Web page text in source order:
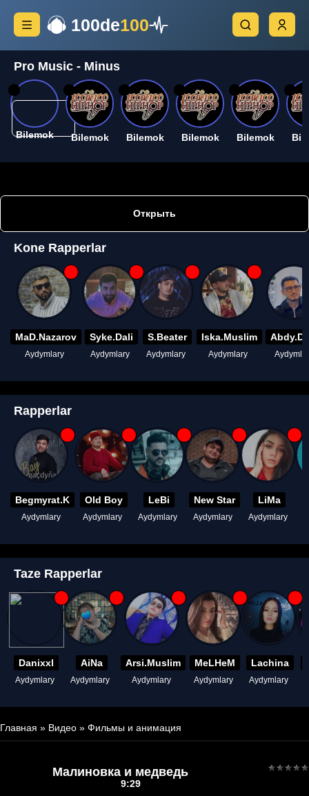
100de100
Pro Music - Minus
Bilemok Bilemok Bilemok Bilemok Bilemok
Открыть
Kone Rapperlar
MaD.Nazarov
Aydymlary
Syke.Dali
Aydymlary
S.Beater
Aydymlary
Iska.Muslim
Aydymlary
Rapperlar
Begmyrat.K
Aydymlary
Old Boy
Aydymlary
LeBi
Aydymlary
New Star
Aydymlary
LiMa
Aydymlary
Taze Rapperlar
Danixxl
Aydymlary
AiNa
Aydymlary
Arsi.Muslim
Aydymlary
MeLHeM
Aydymlary
Lachina
Aydymlary
Главная » Видео » Фильмы и анимация
Малиновка и медведь
9:29